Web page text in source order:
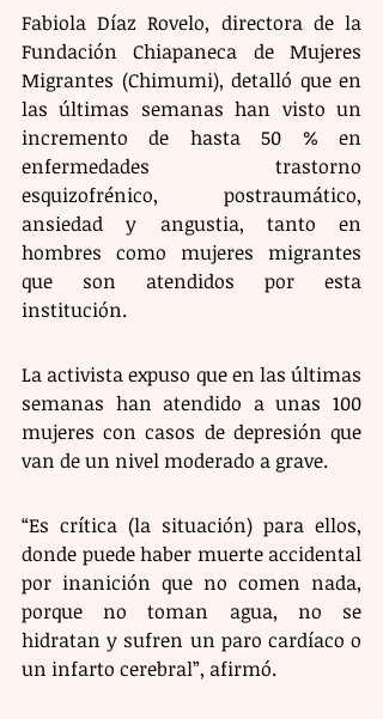
Fabiola Díaz Rovelo, directora de la
Fundación Chiapaneca de Mujeres
Migrantes (Chimumi), detalló que en
las últimas semanas han visto un
incremento de hasta 50 % en
enfermedades trastorno
esquizofrénico, postraumático,
ansiedad y angustia, tanto en
hombres como mujeres migrantes
que son atendidos por esta
institución.
La activista expuso que en las últimas
semanas han atendido a unas 100
mujeres con casos de depresión que
van de un nivel moderado a grave.
“Es crítica (la situación) para ellos,
donde puede haber muerte accidental
por inanición que no comen nada,
porque no toman agua, no se
hidratan y sufren un paro cardíaco o
un infarto cerebral”, afirmó.